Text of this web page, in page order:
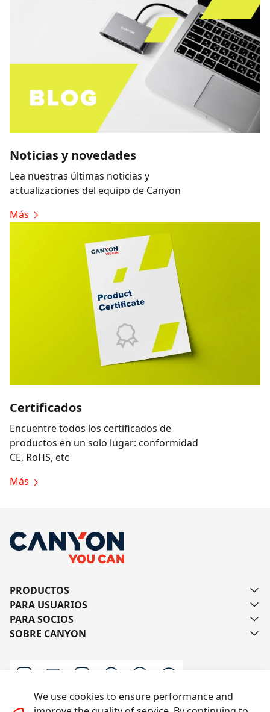
Noticias y novedades
Lea nuestras últimas noticias y
actualizaciones del equipo de Canyon
Más
Certificados
Encuentre todos los certificados de
productos en un solo lugar: conformidad
CE, RoHS, etc
Más
PRODUCTOS
PARA USUARIOS
PARA SOCIOS
SOBRE CANYON
We use cookies to ensure performance and